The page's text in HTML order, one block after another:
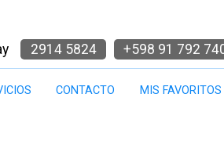
2914 5824 +598 91 792
CONTACTO MIS FAVORITOS